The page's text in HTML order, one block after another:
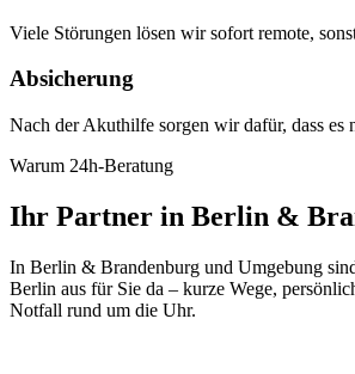
Viele Störungen lösen wir sofort remote,
Absicherung
Nach der Akuthilfe sorgen wir dafür, dass es
Warum 24h-Beratung
Ihr Partner in Berlin &
In Berlin & Brandenburg und Umgebung
Berlin aus für Sie da – kurze Wege,
Notfall rund um die Uhr.